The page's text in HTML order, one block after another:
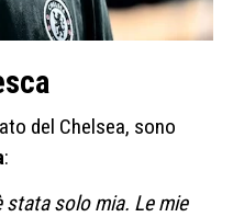
del Chelsea, sono
:
stata solo mia. Le mie